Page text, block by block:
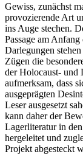
Gewiss, zunächst
provozierende Art
ins Auge stechen.
Passage am
Darlegungen
Zügen die
der Holocaust- und
aufmerksam, dass
ausgeprägten
Leser ausgesetzt
kann daher der
Lagerliteratur in
hergeleitet und
Projekt abgesteckt